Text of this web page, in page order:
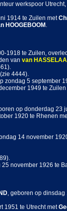
werkspoor
1914 te Zuilen met
HOOGEBOOM .
1918 te Zuilen,
van van
(zie 4444).
zondag 5 september
1949 te
op donderdag 23
1920 te Rhenen
14 november
november 1926 te
, geboren op
1951 te Utrecht met